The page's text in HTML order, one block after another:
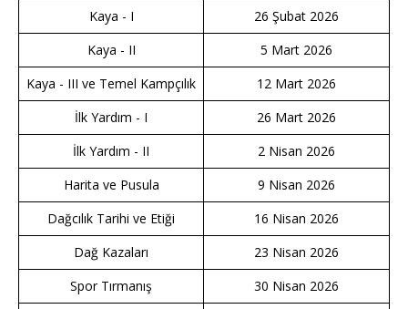
Kaya - I
26 Şubat 2026
Kaya - II
5 Mart 2026
Kaya - III ve Temel Kampçılık
12 Mart 2026
İlk Yardım - I
26 Mart 2026
İlk Yardım - II
2 Nisan 2026
Harita ve Pusula
9 Nisan 2026
Dağcılık Tarihi ve Etiği
16 Nisan 2026
Dağ Kazaları
23 Nisan 2026
Spor Tırmanış
30 Nisan 2026